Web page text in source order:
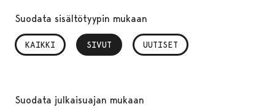
Suodata sisältötyypin mukaan
KAIKKI SIVUT
, VALITTU UUTISET
Suodata julkaisuajan mukaan